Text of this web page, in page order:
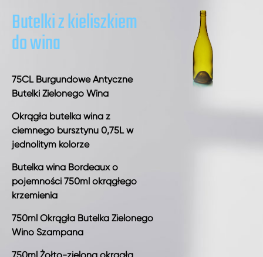
Butelki z kieliszkiem
do wina
75CL Burgundowe Antyczne
Butelki Zielonego Wina
Okrągła butelka wina z
ciemnego bursztynu 0,75L w
jednolitym kolorze
Butelka wina Bordeaux o
pojemności 750ml okrągłego
krzemienia
750ml Okrągła Butelka Zielonego
Wino Szampana